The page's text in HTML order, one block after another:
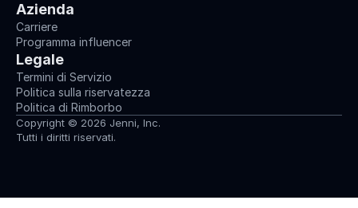
Azienda
Carriere
Programma influencer
Legale
Termini di Servizio
Politica sulla riservatezza
Politica di Rimborbo
Copyright © 2026 Jenni, Inc.
Tutti i diritti riservati.